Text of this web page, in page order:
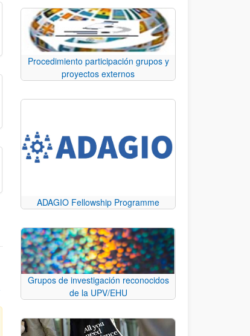
Procedimiento participación grupos y
proyectos externos
ADAGIO Fellowship Programme
Grupos de investigación reconocidos
de la UPV/EHU